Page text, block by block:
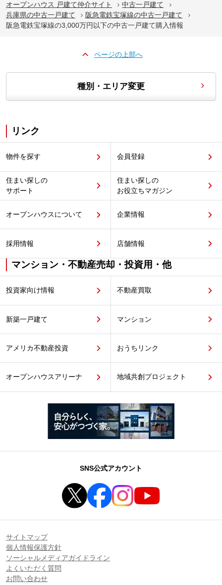
オープンハウス 戸建て仲介サイト
中古一戸建て
兵庫県の中古一戸建て
阪急電鉄宝塚線の中古一戸建て
阪急電鉄宝塚線の3,000万円以下の中古一戸建て購入情報
ページの上部へ
種別・エリア変更
リンク
物件を探す 会員登録
住まい探しの
サポート
住まい探しの
お役立ちマガジン
オープンハウスについて 企業情報
採用情報 店舗情報
マンション・不動産売却・投資用・他
投資家向け情報 不動産買取
新築一戸建て マンション
アメリカ不動産投資 おうちリンク
オープンハウスアリーナ 地域共創プロジェクト
SNS公式アカウント
サイトマップ
個人情報保護方針
ソーシャルメディアガイドライン
よくいただく質問
お問い合わせ